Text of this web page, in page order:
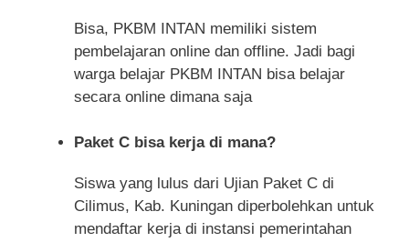
Bisa, PKBM INTAN memiliki sistem
pembelajaran online dan offline. Jadi bagi
warga belajar PKBM INTAN bisa belajar
secara online dimana saja
Paket C bisa kerja di mana?
Siswa yang lulus dari Ujian Paket C di
Cilimus, Kab. Kuningan diperbolehkan untuk
mendaftar kerja di instansi pemerintahan